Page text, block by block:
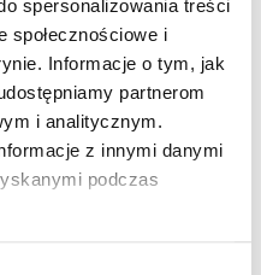
spersonalizowania treści
społecznościowe i
Informacje o tym, jak
partnerom
i analitycznym.
z innymi danymi
podczas